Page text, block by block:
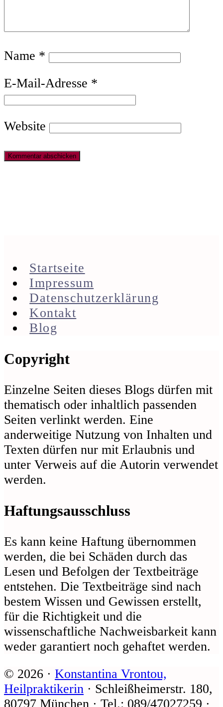
Name *
E-Mail-Adresse *
Website
Startseite
Impressum
Datenschutzerklärung
Kontakt
Blog
Footer
Copyright
Einzelne Seiten dieses Blogs dürfen mit
thematisch oder inhaltlich passenden
Seiten verlinkt werden. Eine
anderweitige Nutzung von Inhalten und
Texten dürfen nur mit Erlaubnis und
unter Verweis auf die Autorin verwendet
werden.
Haftungsausschluss
Es kann keine Haftung übernommen
werden, die bei Schäden durch das
Lesen und Befolgen der Textbeiträge
entstehen. Die Textbeiträge sind nach
bestem Wissen und Gewissen erstellt,
für die Richtigkeit und die
wissenschaftliche Nachweisbarkeit kann
weder garantiert noch gehaftet werden.
© 2026 · Konstantina Vrontou,
Heilpraktikerin · Schleißheimerstr. 180,
80797 München · Tel.: 089/47027259 ·